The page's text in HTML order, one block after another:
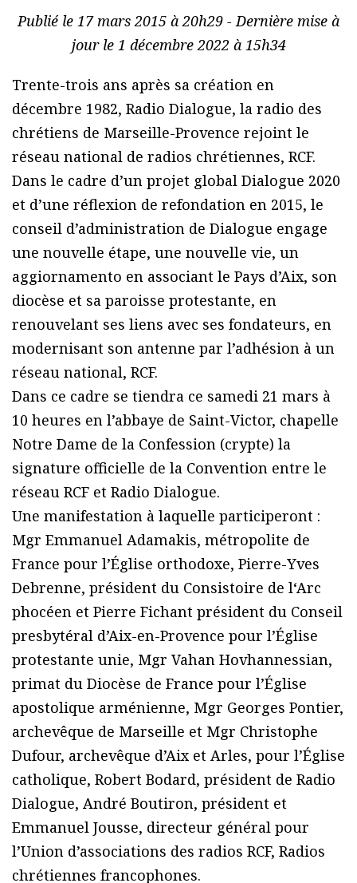
Publié le 17 mars 2015 à 20h29 - Dernière mise à
jour le 1 décembre 2022 à 15h34
Trente-trois ans après sa création en
décembre 1982, Radio Dialogue, la radio des
chrétiens de Marseille-Provence rejoint le
réseau national de radios chrétiennes, RCF.
Dans le cadre d’un projet global Dialogue 2020
et d’une réflexion de refondation en 2015, le
conseil d’administration de Dialogue engage
une nouvelle étape, une nouvelle vie, un
aggiornamento en associant le Pays d’Aix, son
diocèse et sa paroisse protestante, en
renouvelant ses liens avec ses fondateurs, en
modernisant son antenne par l’adhésion à un
réseau national, RCF.
Dans ce cadre se tiendra ce samedi 21 mars à
10 heures en l’abbaye de Saint-Victor, chapelle
Notre Dame de la Confession (crypte) la
signature officielle de la Convention entre le
réseau RCF et Radio Dialogue.
Une manifestation à laquelle participeront :
Mgr Emmanuel Adamakis, métropolite de
France pour l’Église orthodoxe, Pierre-Yves
Debrenne, président du Consistoire de l‘Arc
phocéen et Pierre Fichant président du Conseil
presbytéral d’Aix-en-Provence pour l’Église
protestante unie, Mgr Vahan Hovhannessian,
primat du Diocèse de France pour l’Église
apostolique arménienne, Mgr Georges Pontier,
archevêque de Marseille et Mgr Christophe
Dufour, archevêque d’Aix et Arles, pour l’Église
catholique, Robert Bodard, président de Radio
Dialogue, André Boutiron, président et
Emmanuel Jousse, directeur général pour
l’Union d’associations des radios RCF, Radios
chrétiennes francophones.